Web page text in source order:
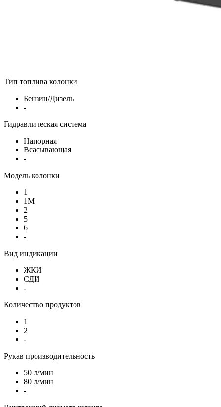
Тип топлива колонки
Бензин/Дизель
-
Гидравлическая система
Напорная
Всасывающая
-
Модель колонки
1
1М
2
5
6
-
Вид индикации
ЖКИ
СДИ
-
Количество продуктов
1
2
-
Рукав производительность
50 л/мин
80 л/мин
-